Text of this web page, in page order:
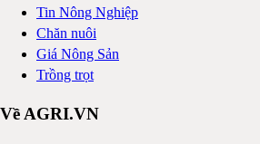
Tin Nông Nghiệp
Chăn nuôi
Giá Nông Sản
Trồng trọt
Về AGRI.VN